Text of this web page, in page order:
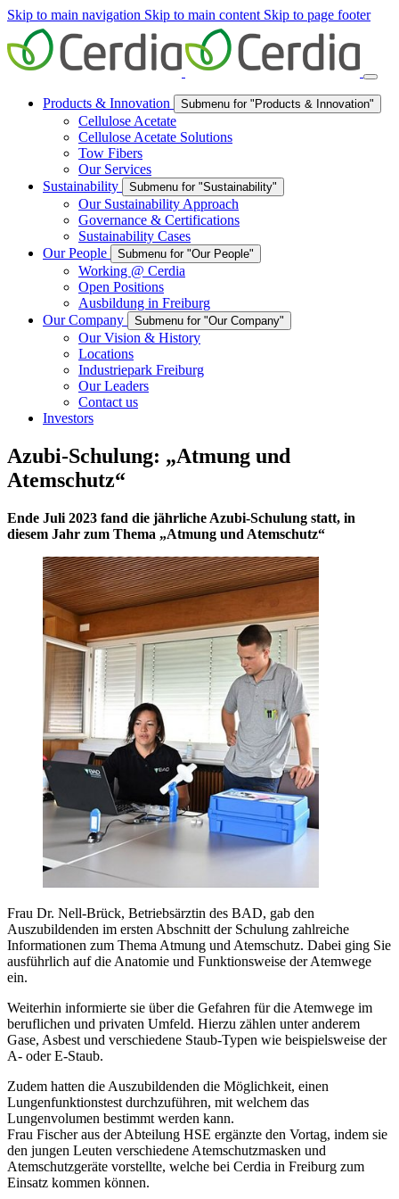
Skip to main navigation Skip to main content Skip to page footer
Products & Innovation Submenu for "Products & Innovation"
Cellulose Acetate
Cellulose Acetate Solutions
Tow Fibers
Our Services
Sustainability
Submenu for "Sustainability"
Our Sustainability Approach
Governance & Certifications
Sustainability Cases
Our People
Submenu for "Our People"
Working @ Cerdia
Open Positions
Ausbildung in Freiburg
Our Company
Submenu for "Our Company"
Our Vision & History
Locations
Industriepark Freiburg
Our Leaders
Contact us
Investors
Azubi-Schulung: „Atmung und
Atemschutz“
Ende Juli 2023 fand die jährliche Azubi-Schulung statt, in
diesem Jahr zum Thema „Atmung und Atemschutz“
Frau Dr. Nell-Brück, Betriebsärztin des BAD, gab den
Auszubildenden im ersten Abschnitt der Schulung zahlreiche
Informationen zum Thema Atmung und Atemschutz. Dabei ging Sie
ausführlich auf die Anatomie und Funktionsweise der Atemwege
ein.
Weiterhin informierte sie über die Gefahren für die Atemwege im
beruflichen und privaten Umfeld. Hierzu zählen unter anderem
Gase, Asbest und verschiedene Staub-Typen wie beispielsweise der
A- oder E-Staub.
Zudem hatten die Auszubildenden die Möglichkeit, einen
Lungenfunktionstest durchzuführen, mit welchem das
Lungenvolumen bestimmt werden kann.
Frau Fischer aus der Abteilung HSE ergänzte den Vortag, indem sie
den jungen Leuten verschiedene Atemschutzmasken und
Atemschutzgeräte vorstellte, welche bei Cerdia in Freiburg zum
Einsatz kommen können.